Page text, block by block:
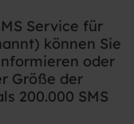
Service für
können Sie
oder
Größe der
200.000 SMS